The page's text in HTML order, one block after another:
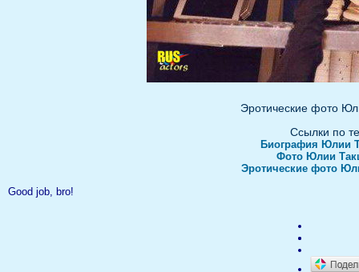
Эротические фото
Ссылки по
Биография Юлии
Фото Юлии
Эротические фото
Good job, bro!